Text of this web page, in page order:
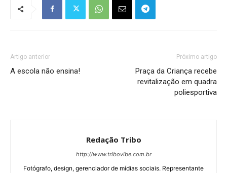
Artigo anterior
A escola não ensina!
Próximo artigo
Praça da Criança recebe
revitalização em quadra
poliesportiva
Redação Tribo
http://www.tribovibe.com.br
Fotógrafo, design, gerenciador de mídias sociais. Representante